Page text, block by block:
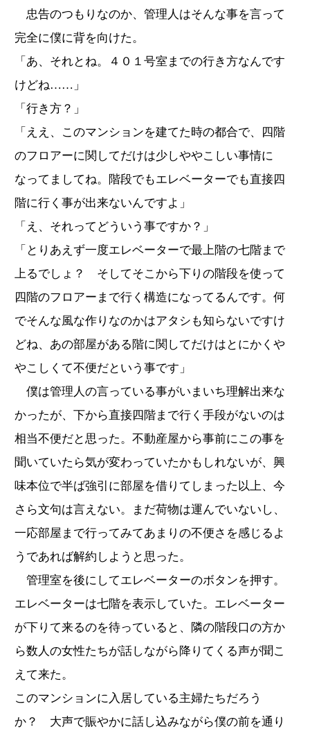
忠告のつもりなのか、管理人はそんな事を言って
完全に僕に背を向けた。
「あ、それとね。４０１号室までの行き方なんです
けどね……」
「行き方？」
「ええ、このマンションを建てた時の都合で、四階
のフロアーに関してだけは少しややこしい事情に
なってましてね。階段でもエレベーターでも直接四
階に行く事が出来ないんですよ」
「え、それってどういう事ですか？」
「とりあえず一度エレベーターで最上階の七階まで
上るでしょ？ そしてそこから下りの階段を使って
四階のフロアーまで行く構造になってるんです。何
でそんな風な作りなのかはアタシも知らないですけ
どね、あの部屋がある階に関してだけはとにかくや
やこしくて不便だという事です」
僕は管理人の言っている事がいまいち理解出来な
かったが、下から直接四階まで行く手段がないのは
相当不便だと思った。不動産屋から事前にこの事を
聞いていたら気が変わっていたかもしれないが、興
味本位で半ば強引に部屋を借りてしまった以上、今
さら文句は言えない。まだ荷物は運んでいないし、
一応部屋まで行ってみてあまりの不便さを感じるよ
うであれば解約しようと思った。
管理室を後にしてエレベーターのボタンを押す。
エレベーターは七階を表示していた。エレベーター
が下りて来るのを待っていると、隣の階段口の方か
ら数人の女性たちが話しながら降りてくる声が聞こ
えて来た。
このマンションに入居している主婦たちだろう
か？ 大声で賑やかに話し込みながら僕の前を通り